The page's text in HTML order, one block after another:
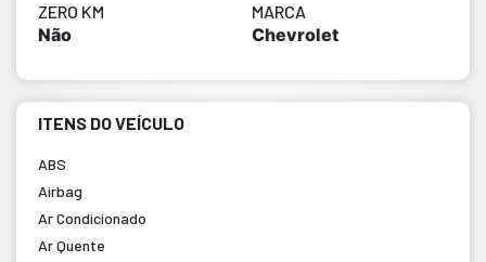
ZERO KM
Não
MARCA
Chevrolet
ITENS DO VEÍCULO
ABS
Airbag
Ar Condicionado
Ar Quente